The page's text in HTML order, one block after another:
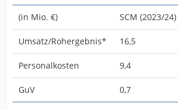
(in Mio. €) SCM (2023/24)
Umsatz/Rohergebnis* 16,5
Personalkosten 9,4
GuV 0,7